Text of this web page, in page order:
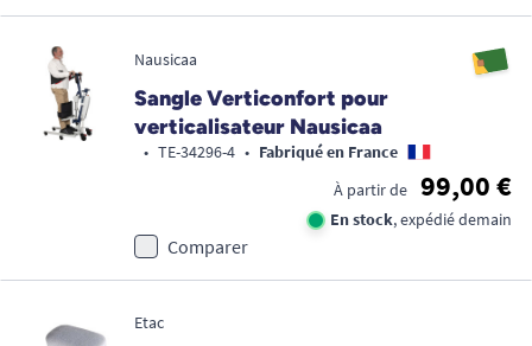
Nausicaa
Sangle Verticonfort pour
verticalisateur Nausicaa
• TE-34296-4 • Fabriqué en France
À partir de
99,00 €
En stock, expédié demain
Comparer
Etac